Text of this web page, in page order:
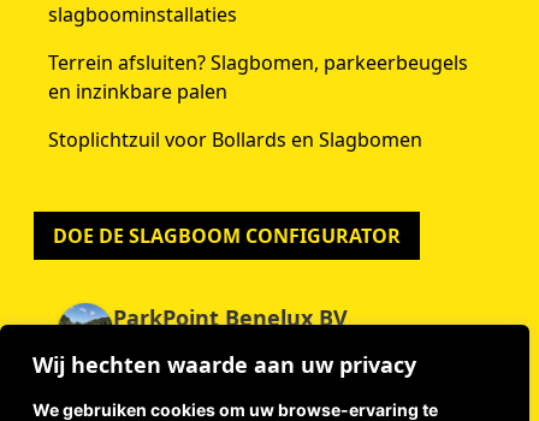
Wij hechten waarde aan uw privacy
We gebruiken cookies om uw browse-ervaring te
slagboominstallaties
Terrein afsluiten? Slagbomen, parkeerbeugels
en inzinkbare palen
Stoplichtzuil voor Bollards en Slagbomen
DOE DE SLAGBOOM CONFIGURATOR
ParkPoint Benelux BV
Gebaseerd op 59 beoordelingen